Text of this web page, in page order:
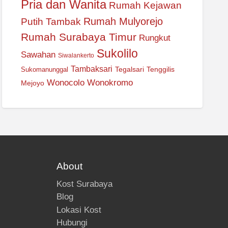
Pria dan Wanita Rumah Kejawan
Putih Tambak Rumah Mulyorejo
Rumah Surabaya Timur Rungkut
Sawahan Siwalankerto Sukolilo
Sukomanunggal Tambaksari Tegalsari Tenggilis
Mejoyo Wonocolo Wonokromo
About
Kost Surabaya
Blog
Lokasi Kost
Hubungi